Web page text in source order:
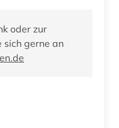
oder zur
sich gerne an